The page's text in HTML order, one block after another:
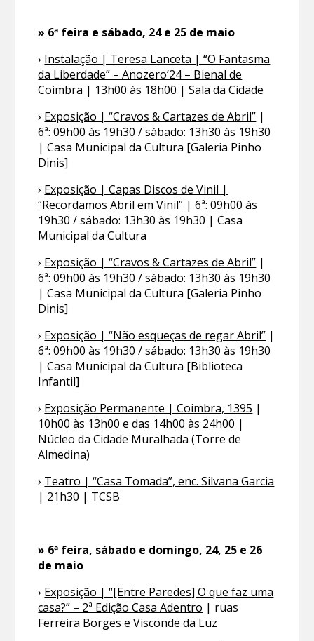
» 6ª feira e sábado, 24 e 25 de maio
› Instalação | Teresa Lanceta | “O Fantasma
da Liberdade” – Anozero’24 – Bienal de
Coimbra | 13h00 às 18h00 | Sala da Cidade
› Exposição | “Cravos & Cartazes de Abril” |
6ª: 09h00 às 19h30 / sábado: 13h30 às 19h30
| Casa Municipal da Cultura [Galeria Pinho
Dinis]
› Exposição | Capas Discos de Vinil |
“Recordamos Abril em Vinil” | 6ª: 09h00 às
19h30 / sábado: 13h30 às 19h30 | Casa
Municipal da Cultura
› Exposição | “Cravos & Cartazes de Abril” |
6ª: 09h00 às 19h30 / sábado: 13h30 às 19h30
| Casa Municipal da Cultura [Galeria Pinho
Dinis]
› Exposição | “Não esqueças de regar Abril” |
6ª: 09h00 às 19h30 / sábado: 13h30 às 19h30
| Casa Municipal da Cultura [Biblioteca
Infantil]
› Exposição Permanente | Coimbra, 1395 |
10h00 às 13h00 e das 14h00 às 24h00 |
Núcleo da Cidade Muralhada (Torre de
Almedina)
› Teatro | “Casa Tomada”, enc. Silvana Garcia
| 21h30 | TCSB
» 6ª feira, sábado e domingo, 24, 25 e 26
de maio
› Exposição | “[Entre Paredes] O que faz uma
casa?” – 2ª Edição Casa Adentro | ruas
Ferreira Borges e Visconde da Luz